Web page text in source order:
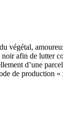
végétal,
afin de lutter
d’une
de production